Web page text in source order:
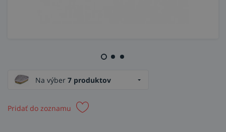
Na výber 7 produktov
Pridať do zoznamu